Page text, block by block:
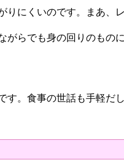
にくいのです。まあ、
らでも身の回りのもの
す。食事の世話も手軽だ